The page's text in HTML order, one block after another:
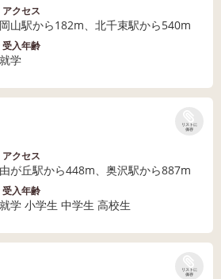
アクセス
山駅から182m、北千束駅から540m
受入年齢
学
リストに
保存
アクセス
が丘駅から448m、奥沢駅から887m
受入年齢
学 小学生 中学生 高校生
リストに
保存